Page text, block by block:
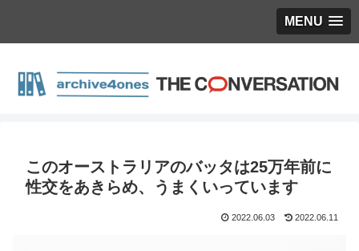
MENU
このオーストラリアのバッタは25万年前に
性交をあきらめ、うまくいっています
2022.06.03 2022.06.11